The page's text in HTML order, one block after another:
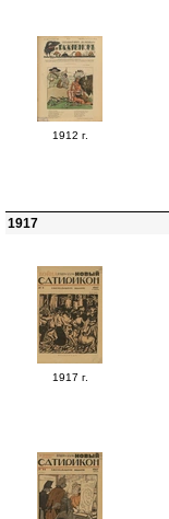
1912 г.
1917
1917 г.